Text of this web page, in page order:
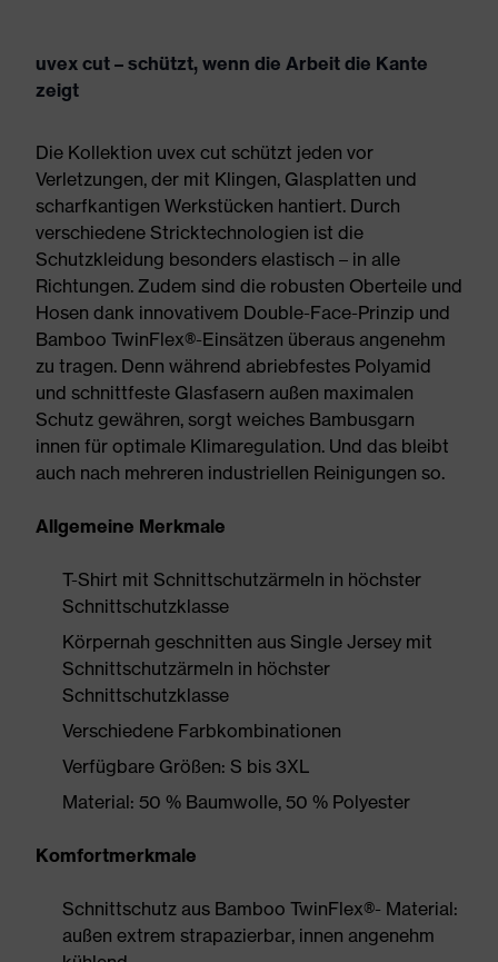
uvex cut – schützt, wenn die Arbeit die Kante
zeigt
Die Kollektion uvex cut schützt jeden vor
Verletzungen, der mit Klingen, Glasplatten und
scharfkantigen Werkstücken hantiert. Durch
verschiedene Stricktechnologien ist die
Schutzkleidung besonders elastisch – in alle
Richtungen. Zudem sind die robusten Oberteile und
Hosen dank innovativem Double-Face-Prinzip und
Bamboo TwinFlex®-Einsätzen überaus angenehm
zu tragen. Denn während abriebfestes Polyamid
und schnittfeste Glasfasern außen maximalen
Schutz gewähren, sorgt weiches Bambusgarn
innen für optimale Klimaregulation. Und das bleibt
auch nach mehreren industriellen Reinigungen so.
Allgemeine Merkmale
T-Shirt mit Schnittschutzärmeln in höchster
Schnittschutzklasse
Körpernah geschnitten aus Single Jersey mit
Schnittschutzärmeln in höchster
Schnittschutzklasse
Verschiedene Farbkombinationen
Verfügbare Größen: S bis 3XL
Material: 50 % Baumwolle, 50 % Polyester
Komfortmerkmale
Schnittschutz aus Bamboo TwinFlex®- Material:
außen extrem strapazierbar, innen angenehm